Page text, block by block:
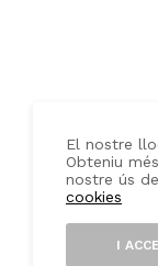
QUI SOM
El nostre
Obteniu
nostre ús
cookies
I